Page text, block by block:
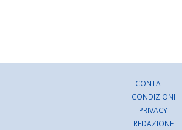
CONTATTI
CONDIZIONI
PRIVACY
REDAZIONE